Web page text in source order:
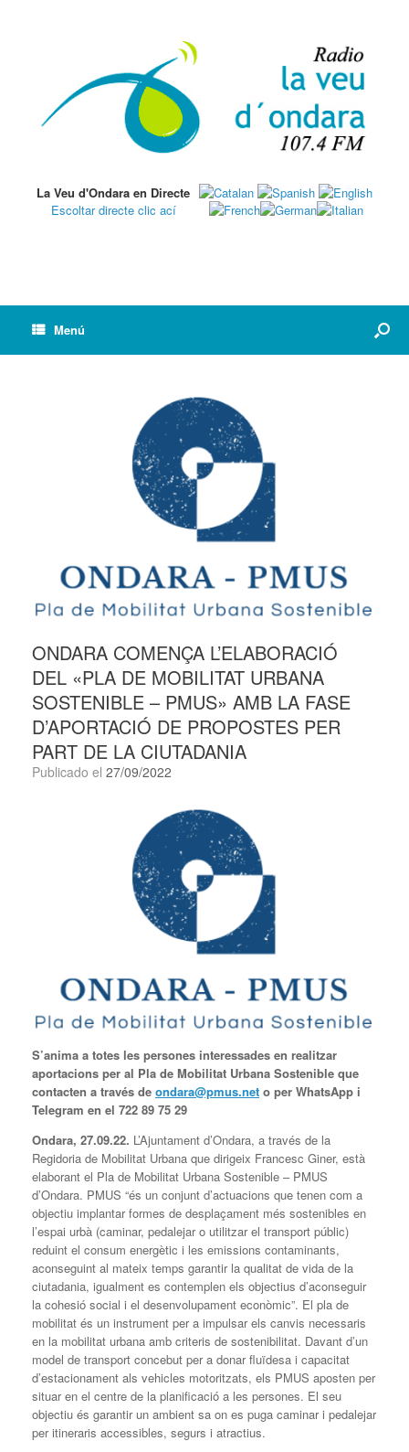
La Veu d'Ondara en Directe
Escoltar directe clic ací
Menú
ONDARA COMENÇA L’ELABORACIÓ
DEL «PLA DE MOBILITAT URBANA
SOSTENIBLE – PMUS» AMB LA FASE
D’APORTACIÓ DE PROPOSTES PER
PART DE LA CIUTADANIA
Publicado el 27/09/2022
S’anima a totes les persones interessades en realitzar
aportacions per al Pla de Mobilitat Urbana Sostenible que
contacten a través de ondara@pmus.net o per WhatsApp i
Telegram en el 722 89 75 29
Ondara, 27.09.22. L’Ajuntament d’Ondara, a través de la
Regidoria de Mobilitat Urbana que dirigeix Francesc Giner, està
elaborant el Pla de Mobilitat Urbana Sostenible – PMUS
d’Ondara. PMUS “és un conjunt d’actuacions que tenen com a
objectiu implantar formes de desplaçament més sostenibles en
l’espai urbà (caminar, pedalejar o utilitzar el transport públic)
reduint el consum energètic i les emissions contaminants,
aconseguint al mateix temps garantir la qualitat de vida de la
ciutadania, igualment es contemplen els objectius d’aconseguir
la cohesió social i el desenvolupament econòmic”. El pla de
mobilitat és un instrument per a impulsar els canvis necessaris
en la mobilitat urbana amb criteris de sostenibilitat. Davant d’un
model de transport concebut per a donar fluïdesa i capacitat
d’estacionament als vehicles motoritzats, els PMUS aposten per
situar en el centre de la planificació a les persones. El seu
objectiu és garantir un ambient sa on es puga caminar i pedalejar
per itineraris accessibles, segurs i atractius.